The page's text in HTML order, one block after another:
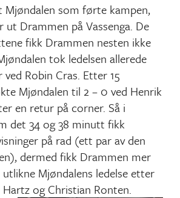
Mjøndalen som førte kampen,
Drammen på Vassenga. De
fikk Drammen nesten ikke
tok ledelsen allerede
Robin Cras. Etter 15
Mjøndalen til 2 – 0 ved Henrik
en retur på corner. Så i
det 34 og 38 minutt fikk
på rad (ett par av den
dermed fikk Drammen mer
Mjøndalens ledelse etter
og Christian Ronten.